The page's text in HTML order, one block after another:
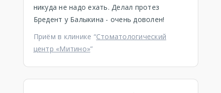
никуда не надо ехать. Делал протез
Бредент у Балыкина - очень доволен!
Приём в клинике “Стоматологический
центр «Митино»”